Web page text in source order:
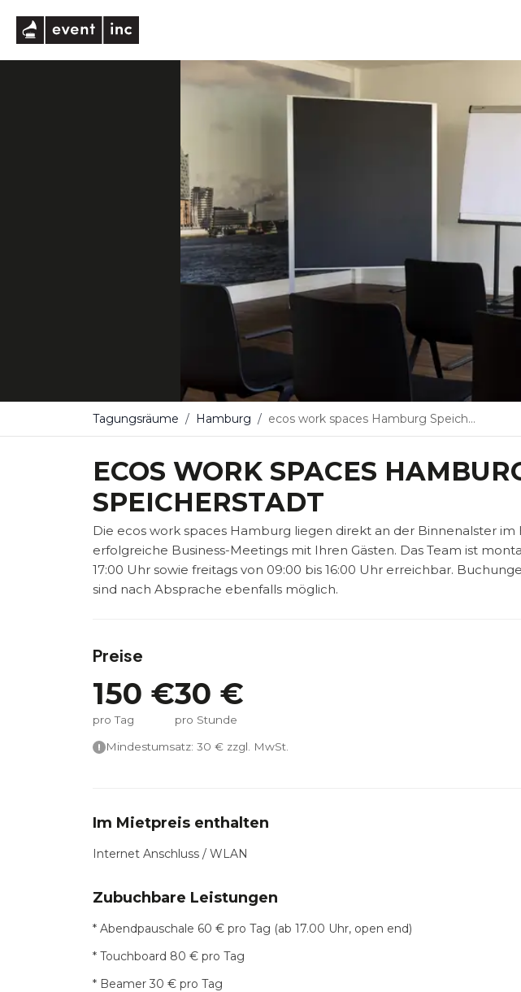
Tagungsräume Hamburg ecos work spaces Hamburg Speicherstadt
ECOS WORK SPACES
SPEICHERSTADT
Die ecos work spaces Hamburg liegen direkt an der Binnenalster
erfolgreiche Business-Meetings mit Ihren Gästen. Das Team ist
17:00 Uhr sowie freitags von 09:00 bis 16:00 Uhr erreichbar.
sind nach Absprache ebenfalls möglich.
Preise
150 €
pro Tag
30 €
pro Stunde
Mindestumsatz: 30 € zzgl. MwSt.
Im Mietpreis enthalten
Internet Anschluss / WLAN
Zubuchbare Leistungen
* Abendpauschale 60 € pro Tag (ab 17.00 Uhr, open end)
* Touchboard 80 € pro Tag
* Beamer 30 € pro Tag